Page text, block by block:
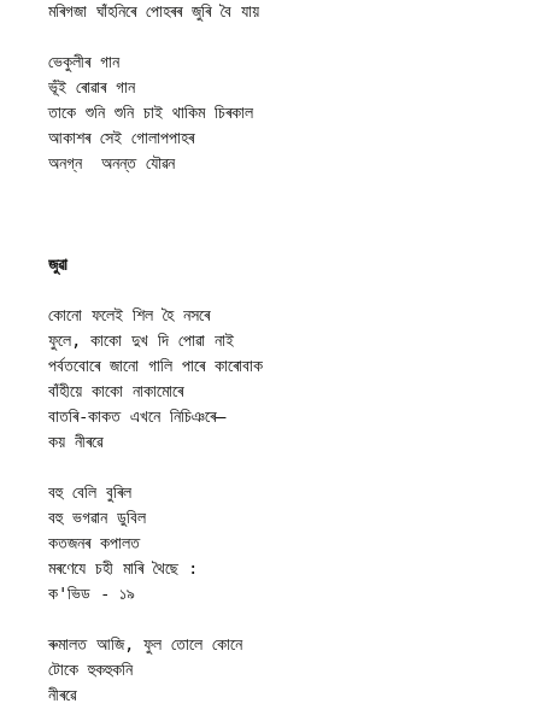
মৰিগজা ঘাঁহনিৰে পোহৰৰ জুৰি বৈ যায়
ভেকুলীৰ গান
ভূঁই ৰোৱাৰ গান
তাকে শুনি শুনি চাই থাকিম চিৰকাল
আকাশৰ সেই গোলাপপাহৰ
অনগ্ন  অনন্ত যৌৱন
জুৱা
কোনো ফলেই শিল হৈ নসৰে
ফুলে, কাকো দুখ দি পোৱা নাই
পৰ্বতবোৰে জানো গালি পাৰে কাৰোবাক
বাঁহীয়ে কাকো নাকামোৰে
বাতৰি-কাকত এখনে নিচিঞৰে—
কয় নীৰৱে
বহু বেলি বুৰিল
বহু ভগৱান ডুবিল
কতজনৰ কপালত
মৰণেযে চহী মাৰি থৈছে :
ক'ভিড - ১৯
ৰুমালত আজি, ফুল তোলে কোনে
টোকে হুকহুকনি
নীৰৱে